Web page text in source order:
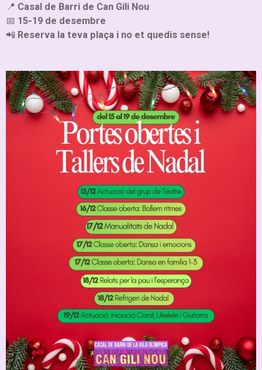
📍 Casal de Barri de Can Gili Nou
📅 15-19 de desembre
📲 Reserva la teva plaça i no et quedis sense!